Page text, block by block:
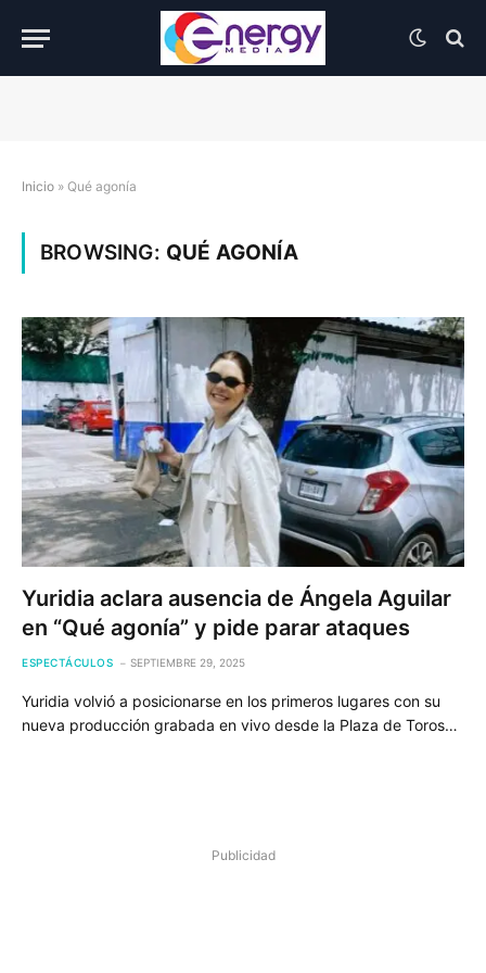
Inicio » Qué agonía
BROWSING: QUÉ AGONÍA
Yuridia aclara ausencia de Ángela Aguilar
en “Qué agonía” y pide parar ataques
ESPECTÁCULOS SEPTIEMBRE 29, 2025
Yuridia volvió a posicionarse en los primeros lugares con su
nueva producción grabada en vivo desde la Plaza de Toros…
Publicidad